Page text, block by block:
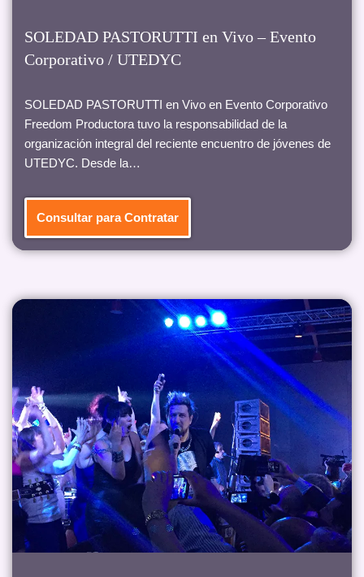
SOLEDAD PASTORUTTI en Vivo – Evento
Corporativo / UTEDYC
SOLEDAD PASTORUTTI en Vivo en Evento Corporativo
Freedom Productora tuvo la responsabilidad de la
organización integral del reciente encuentro de jóvenes de
UTEDYC. Desde la…
Consultar para Contratar